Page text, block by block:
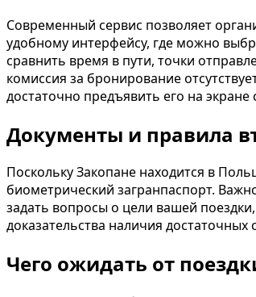
Современный сервис позволяет
удобному интерфейсу, где можно
сравнить время в пути, точки
комиссия за бронирование
достаточно предъявить его на
Документы и правила
Поскольку Закопане находится в
биометрический загранпаспорт.
задать вопросы о цели вашей
доказательства наличия
Чего ожидать от